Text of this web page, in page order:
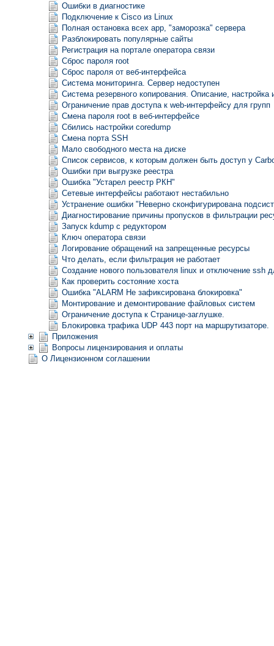
Ошибки в диагностике
Подключение к Cisco из Linux
Полная остановка всех app, "заморозка" сервера
Разблокировать популярные сайты
Регистрация на портале оператора связи
Сброс пароля root
Сброс пароля от веб-интерфейса
Система мониторинга. Сервер недоступен
Система резервного копирования. Описание, настройка
Ограничение прав доступа к web-интерфейсу для групп
Смена пароля root в веб-интерфейсе
Сбились настройки coredump
Смена порта SSH
Мало свободного места на диске
Список сервисов, к которым должен быть доступ у
Ошибки при выгрузке реестра
Ошибка "Устарел реестр РКН"
Сетевые интерфейсы работают нестабильно
Устранение ошибки "Неверно сконфигурирована
Диагностирование причины пропусков в фильтрации
Запуск kdump с редуктором
Ключ оператора связи
Логирование обращений на запрещенные ресурсы
Что делать, если фильтрация не работает
Создание нового пользователя linux и отключение ssh
Как проверить состояние хоста
Ошибка "ALARM Не зафиксирована блокировка"
Монтирование и демонтирование файловых систем
Ограничение доступа к Странице-заглушке.
Блокировка трафика UDP 443 порт на маршрутизаторе.
Приложения
Вопросы лицензирования и оплаты
О Лицензионном соглашении